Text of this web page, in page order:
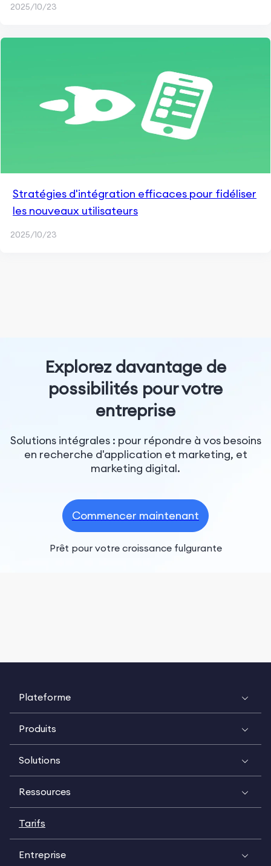
2025/10/23
Stratégies d'intégration efficaces pour fidéliser
les nouveaux utilisateurs
2025/10/23
Explorez davantage de
possibilités pour votre
entreprise
Solutions intégrales : pour répondre à vos besoins
en recherche d'application et marketing, et
marketing digital.
Commencer maintenant
Prêt pour votre croissance fulgurante
Plateforme
Produits
Solutions
Ressources
Tarifs
Entreprise